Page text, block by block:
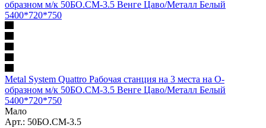
Metal System Quattro Рабочая станция на 3 места на О-
образном м/к 50БО.СМ-3.5 Венге Цаво/Металл Белый
5400*720*750
Мало
Арт.: 50БО.СМ-3.5